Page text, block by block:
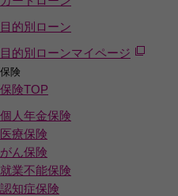
目的別ローン
目的別ローンマイページ
保険
保険TOP
個人年金保険
医療保険
がん保険
就業不能保険
認知症保険